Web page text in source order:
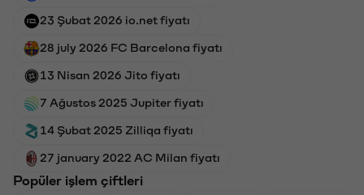
23 Şubat 2026 io.net fiyatı
28 july 2026 FC Barcelona fiyatı
13 Nisan 2026 Jito fiyatı
7 Ağustos 2025 Jupiter fiyatı
14 Şubat 2025 Zilliqa fiyatı
27 january 2022 AC Milan fiyatı
Popüler işlem çiftleri